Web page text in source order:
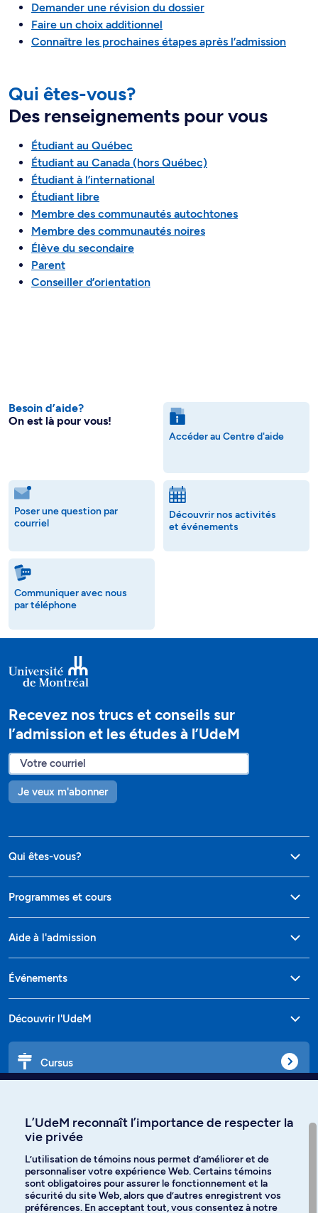
Demander une révision du dossier
Faire un choix additionnel
Connaître les prochaines étapes après l’admission
Qui êtes-vous?
Des renseignements pour vous
Étudiant au Québec
Étudiant au Canada (hors Québec)
Étudiant à l’international
Étudiant libre
Membre des communautés autochtones
Membre des communautés noires
Élève du secondaire
Parent
Conseiller d’orientation
Besoin d’aide?
On est là pour vous!
Accéder au Centre d'aide
Poser une question par
courriel
Découvrir nos activités
et événements
Communiquer avec nous
par téléphone
Recevez nos trucs et conseils sur
l’admission et les études à l’UdeM
Je veux m'abonner
Qui êtes-vous?
Programmes et cours
Aide à l'admission
Événements
Découvrir l'UdeM
Cursus
Langues
L’UdeM reconnaît l’importance de respecter la
vie privée
L’utilisation de témoins nous permet d’améliorer et de
personnaliser votre expérience Web. Certains témoins
sont obligatoires pour assurer le fonctionnement et la
sécurité du site Web, alors que d’autres enregistrent vos
préférences. En acceptant tout, vous consentez à notre